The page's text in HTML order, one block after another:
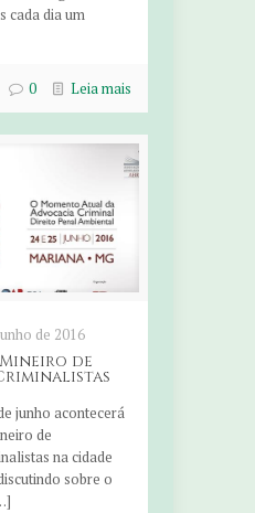
cada dia um
0 Leia mais
de 2016
de
junho acontecerá
de
na cidade
sobre o